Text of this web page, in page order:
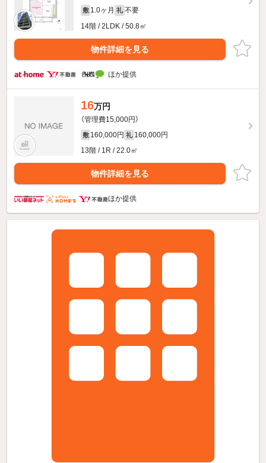
敷 1.0ヶ月 礼 不要
14階 / 2LDK / 50.8㎡
物件詳細を見る
ほか提供
16万円
（管理費15,000円）
敷 160,000円 礼 160,000円
13階 / 1R / 22.0㎡
物件詳細を見る
ほか提供